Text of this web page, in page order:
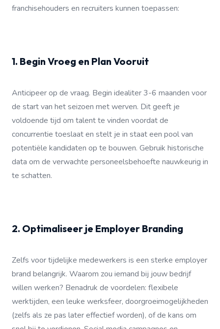
franchisehouders en recruiters kunnen toepassen:
1. Begin Vroeg en Plan Vooruit
Anticipeer op de vraag. Begin idealiter 3-6 maanden voor
de start van het seizoen met werven. Dit geeft je
voldoende tijd om talent te vinden voordat de
concurrentie toeslaat en stelt je in staat een pool van
potentiële kandidaten op te bouwen. Gebruik historische
data om de verwachte personeelsbehoefte nauwkeurig in
te schatten.
2. Optimaliseer je Employer Branding
Zelfs voor tijdelijke medewerkers is een sterke employer
brand belangrijk. Waarom zou iemand bij jouw bedrijf
willen werken? Benadruk de voordelen: flexibele
werktijden, een leuke werksfeer, doorgroeimogelijkheden
(zelfs als ze pas later effectief worden), of de kans om